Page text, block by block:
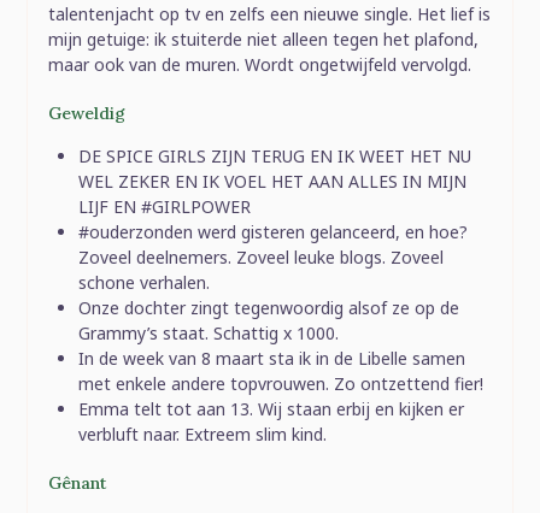
talentenjacht op tv en zelfs een nieuwe single. Het lief is
mijn getuige: ik stuiterde niet alleen tegen het plafond,
maar ook van de muren. Wordt ongetwijfeld vervolgd.
Geweldig
DE SPICE GIRLS ZIJN TERUG EN IK WEET HET NU
WEL ZEKER EN IK VOEL HET AAN ALLES IN MIJN
LIJF EN #GIRLPOWER
#ouderzonden werd gisteren gelanceerd, en hoe?
Zoveel deelnemers. Zoveel leuke blogs. Zoveel
schone verhalen.
Onze dochter zingt tegenwoordig alsof ze op de
Grammy’s staat. Schattig x 1000.
In de week van 8 maart sta ik in de Libelle samen
met enkele andere topvrouwen. Zo ontzettend fier!
Emma telt tot aan 13. Wij staan erbij en kijken er
verbluft naar. Extreem slim kind.
Gênant